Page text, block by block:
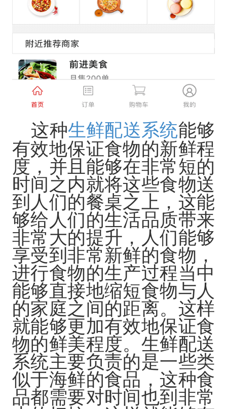
这种生鲜配送系统能够
有效地保证食物的新鲜程
度，并且能够在非常短的
时间之内就将这些食物送
到人们的餐桌之上，这能
够给人们的生活品质带来
非常大的提升，人们能够
享受到非常新鲜的食物，
进行食物的生产过程当中
能够直接地缩短食物与人
的家庭之间的距离。这样
就能够更加有效地保证食
物的鲜美程度。 生鲜配送
系统主要负责的是一些类
似于海鲜的食品，这种食
品都需要对时间也到非常